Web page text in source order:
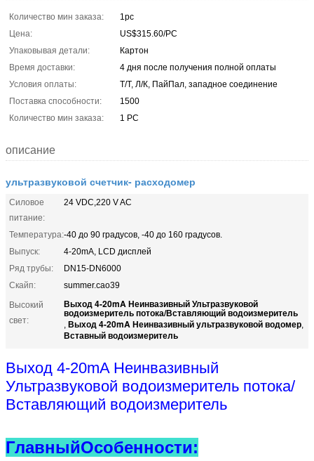
Количество мин заказа:
1pc
Цена:
US$315.60/PC
Упаковывая детали:
Картон
Время доставки:
4 дня после получения полной оплаты
Условия оплаты:
Т/Т, Л/К, ПайПал, западное соединение
Поставка способности:
1500
Количество мин заказа:
1 PC
описание
ультразвуковой счетчик- расходомер
Силовое
питание:
24 VDC,220 V AC
Температура:-40 до 90 градусов, -40 до 160 градусов.
Выпуск:
4-20mA, LCD дисплей
Ряд трубы:
DN15-DN6000
Скайп:
summer.cao39
Высокий
свет:
Выход 4-20mA Неинвазивный Ультразвуковой
водоизмеритель потока/Вставляющий водоизмеритель
, Выход 4-20mA Неинвазивный ультразвуковой водомер,
Вставный водоизмеритель
Выход 4-20mA Неинвазивный
Ультразвуковой водоизмеритель потока/
Вставляющий водоизмеритель
ГлавныйОсобенности: